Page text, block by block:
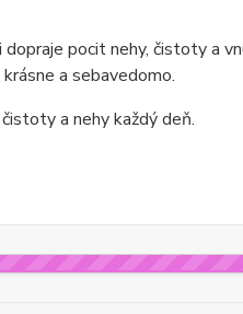
pocit nehy, čistoty a
a sebavedomo.
a nehy každý deň.